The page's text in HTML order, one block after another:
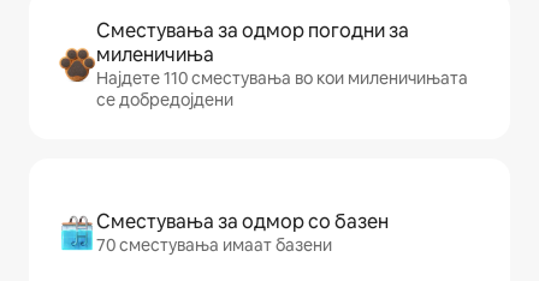
Сместувања за одмор погодни за
миленичиња
Најдете 110 сместувања во кои миленичињата
се добредојдени
Сместувања за одмор со базен
70 сместувања имаат базени